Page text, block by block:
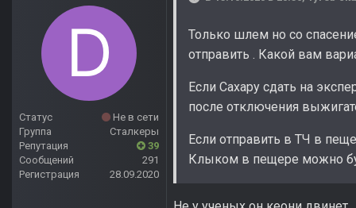
Статус
Не в сети
Группа
Сталкеры
Репутация
39
Сообщений
291
Регистрация
28.09.2020
Только шлем но со
отправить . Какой вам
Если Сахару сдать на
после отключения
Если отправить в ТЧ в
Клыком в пещере можно